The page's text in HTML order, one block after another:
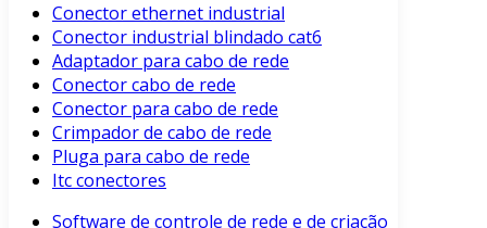
Conector ethernet industrial
Conector industrial blindado cat6
Adaptador para cabo de rede
Conector cabo de rede
Conector para cabo de rede
Crimpador de cabo de rede
Pluga para cabo de rede
Itc conectores
Software de controle de rede e de criação